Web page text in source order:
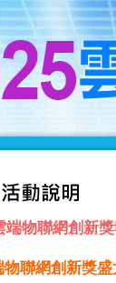
端物聯網創新
物聯網創新獎